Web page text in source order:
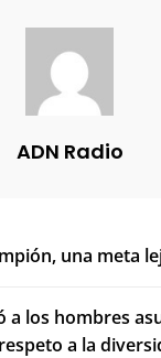
ADN Radio
una meta
a los hombres
a la